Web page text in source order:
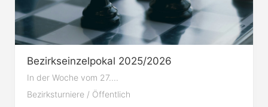
Bezirkseinzelpokal 2025/2026
In der Woche vom 27....
Bezirksturniere / Öffentlich